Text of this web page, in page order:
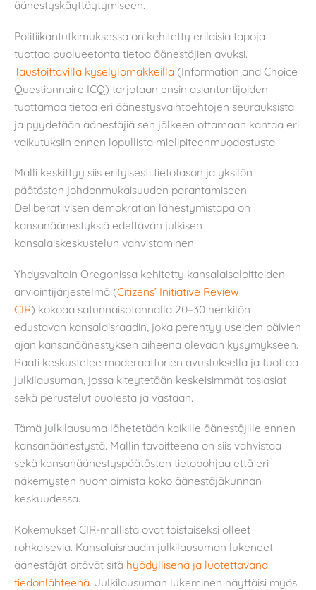
äänestyskäyttäytymiseen.
Politiikantutkimuksessa on kehitetty erilaisia tapoja
tuottaa puolueetonta tietoa äänestäjien avuksi.
Taustoittavilla kyselylomakkeilla (Information and Choice
Questionnaire ICQ) tarjotaan ensin asiantuntijoiden
tuottamaa tietoa eri äänestysvaihtoehtojen seurauksista
ja pyydetään äänestäjiä sen jälkeen ottamaan kantaa eri
vaikutuksiin ennen lopullista mielipiteenmuodostusta.
Malli keskittyy siis erityisesti tietotason ja yksilön
päätösten johdonmukaisuuden parantamiseen.
Deliberatiivisen demokratian lähestymistapa on
kansanäänestyksiä edeltävän julkisen
kansalaiskeskustelun vahvistaminen.
Yhdysvaltain Oregonissa kehitetty kansalaisaloitteiden
arviointijärjestelmä (Citizens’ Initiative Review
CIR) kokoaa satunnaisotannalla 20–30 henkilön
edustavan kansalaisraadin, joka perehtyy useiden päivien
ajan kansanäänestyksen aiheena olevaan kysymykseen.
Raati keskustelee moderaattorien avustuksella ja tuottaa
julkilausuman, jossa kiteytetään keskeisimmät tosiasiat
sekä perustelut puolesta ja vastaan.
Tämä julkilausuma lähetetään kaikille äänestäjille ennen
kansanäänestystä. Mallin tavoitteena on siis vahvistaa
sekä kansanäänestyspäätösten tietopohjaa että eri
näkemysten huomioimista koko äänestäjäkunnan
keskuudessa.
Kokemukset CIR-mallista ovat toistaiseksi olleet
rohkaisevia. Kansalaisraadin julkilausuman lukeneet
äänestäjät pitävät sitä hyödyllisenä ja luotettavana
tiedonlähteenä. Julkilausuman lukeminen näyttäisi myös